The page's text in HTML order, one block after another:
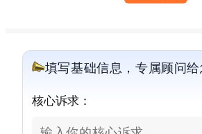
填写基础信息，专属顾问给
核心诉求：